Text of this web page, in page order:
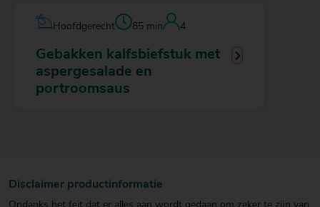
Hoofdgerecht 85 min 4
Gebakken kalfsbiefstuk met
aspergesalade en
portroomsaus
Disclaimer productinformatie